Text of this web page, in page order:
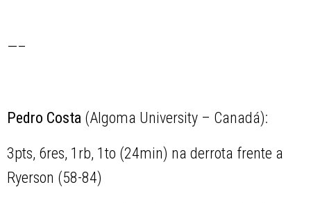
—–
Pedro Costa (Algoma University – Canadá):
3pts, 6res, 1rb, 1to (24min) na derrota frente a
Ryerson (58-84)